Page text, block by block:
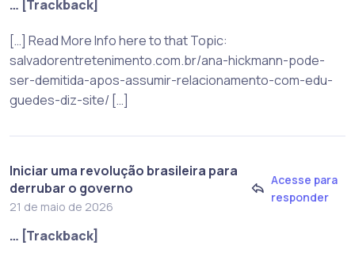
… [Trackback]
[…] Read More Info here to that Topic:
salvadorentretenimento.com.br/ana-hickmann-pode-
ser-demitida-apos-assumir-relacionamento-com-edu-
guedes-diz-site/ […]
Iniciar uma revolução brasileira para
derrubar o governo
21 de maio de 2026
Acesse para
responder
… [Trackback]